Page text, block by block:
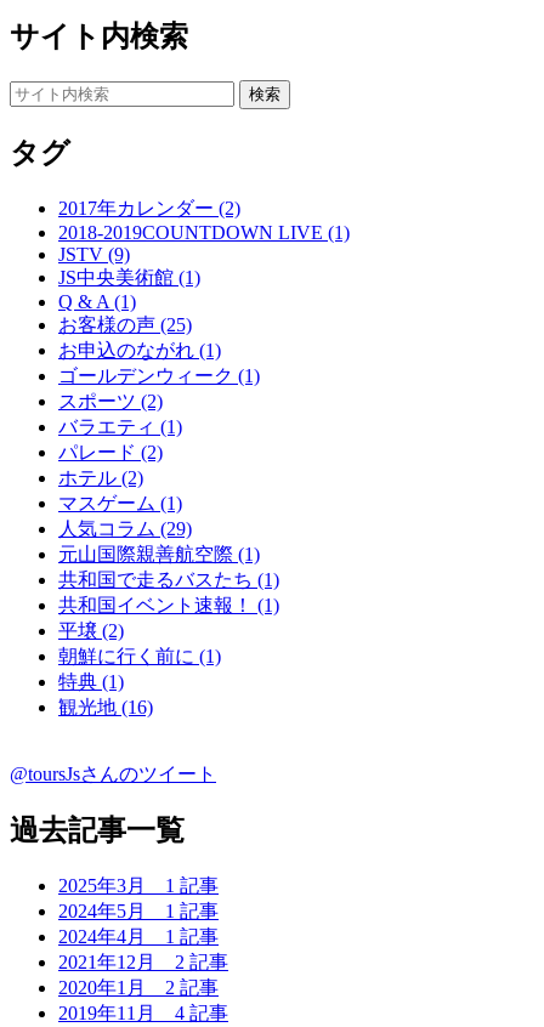
サイト内検索
タグ
2017年カレンダー (2)
2018-2019COUNTDOWN LIVE (1)
JSTV (9)
JS中央美術館 (1)
Q & A (1)
お客様の声 (25)
お申込のながれ (1)
ゴールデンウィーク (1)
スポーツ (2)
バラエティ (1)
パレード (2)
ホテル (2)
マスゲーム (1)
人気コラム (29)
元山国際親善航空際 (1)
共和国で走るバスたち (1)
共和国イベント速報！ (1)
平壌 (2)
朝鮮に行く前に (1)
特典 (1)
観光地 (16)
@toursJsさんのツイート
過去記事一覧
2025年3月 1 記事
2024年5月 1 記事
2024年4月 1 記事
2021年12月 2 記事
2020年1月 2 記事
2019年11月 4 記事